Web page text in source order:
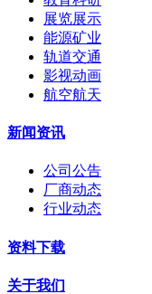
展览展示
能源矿业
轨道交通
影视动画
航空航天
新闻资讯
公司公告
厂商动态
行业动态
资料下载
关于我们